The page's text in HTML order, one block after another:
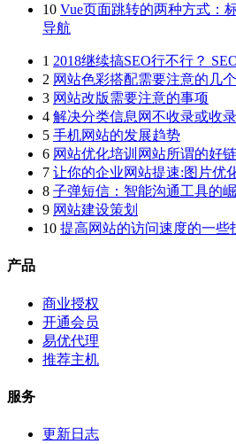
10 Vue页面跳转的两种方式：
导航
1 2018继续搞SEO行不行？
2 网站色彩搭配需要注意的几
3 网站改版需要注意的事项
4 解决分类信息网不收录或收
5 手机网站的发展趋势
6 网站优化培训网站所谓的好
7 让你的企业网站提速:图片优
8 子弹短信：智能沟通工具的
9 网站建设策划
10 提高网站的访问速度的一些
产品
商业授权
开通会员
易优代理
推荐主机
服务
更新日志